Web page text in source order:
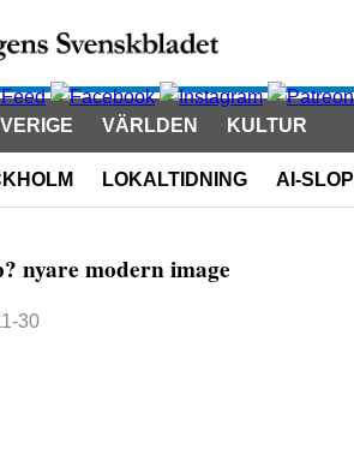
VÄRLDEN KULTUR
LOKALTIDNING AI-SLOP
nyare modern image
30